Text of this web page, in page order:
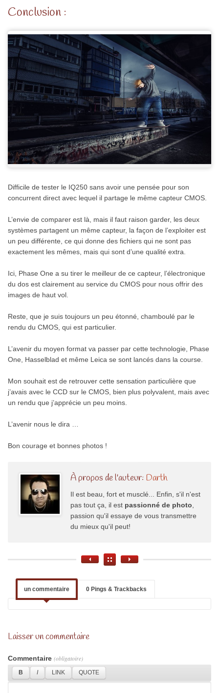
Conclusion :
Difficile de tester le IQ250 sans avoir une pensée pour son
concurrent direct avec lequel il partage le même capteur CMOS.
L’envie de comparer est là, mais il faut raison garder, les deux
systèmes partagent un même capteur, la façon de l’exploiter est
un peu différente, ce qui donne des fichiers qui ne sont pas
exactement les mêmes, mais qui sont d’une qualité extra.
Ici, Phase One a su tirer le meilleur de ce capteur, l’électronique
du dos est clairement au service du CMOS pour nous offrir des
images de haut vol.
Reste, que je suis toujours un peu étonné, chamboulé par le
rendu du CMOS, qui est particulier.
L’avenir du moyen format va passer par cette technologie, Phase
One, Hasselblad et même Leica se sont lancés dans la course.
Mon souhait est de retrouver cette sensation particulière que
j’avais avec le CCD sur le CMOS, bien plus polyvalent, mais avec
un rendu que j’apprécie un peu moins.
L’avenir nous le dira …
Bon courage et bonnes photos !
À propos de l'auteur: Darth
Il est beau, fort et musclé... Enfin, s'il n'est
pas tout ça, il est passionné de photo
passion qu'il essaye de vous transmettre
du mieux qu'il peut!
un commentaire 0 Pings & Trackbacks
Laisser un commentaire
Commentaire (obligatoire)